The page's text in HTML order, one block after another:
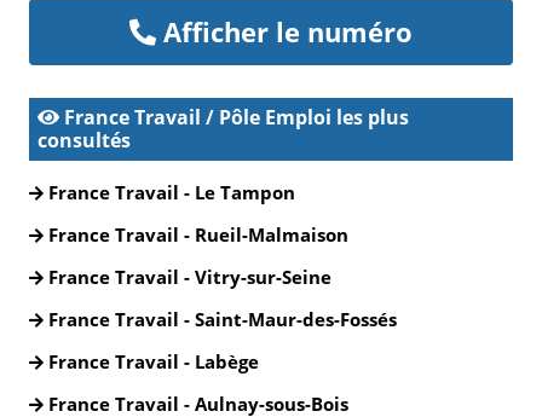
Afficher le numéro
France Travail / Pôle Emploi les plus
consultés
France Travail - Le Tampon
France Travail - Rueil-Malmaison
France Travail - Vitry-sur-Seine
France Travail - Saint-Maur-des-Fossés
France Travail - Labège
France Travail - Aulnay-sous-Bois